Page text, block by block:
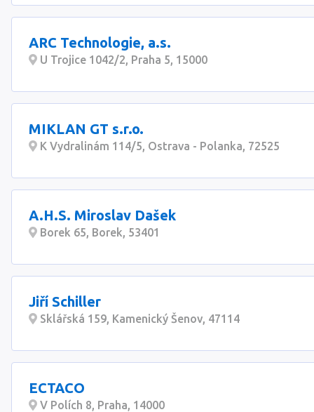
ARC Technologie, a.s.
U Trojice 1042/2, Praha 5, 15000
MIKLAN GT s.r.o.
K Vydralinám 114/5, Ostrava - Polanka, 72525
A.H.S. Miroslav Dašek
Borek 65, Borek, 53401
Jiří Schiller
Sklářská 159, Kamenický Šenov, 47114
ECTACO
V Polích 8, Praha, 14000